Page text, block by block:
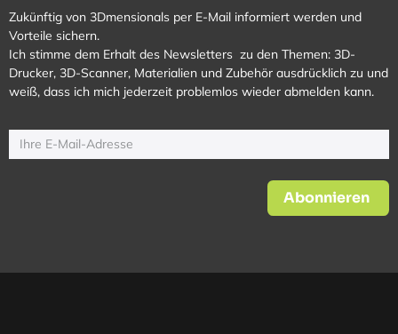
Zukünftig von 3Dmensionals per E-Mail informiert werden und
Vorteile sichern.
Ich stimme dem Erhalt des Newsletters zu den Themen: 3D-
Drucker, 3D-Scanner, Materialien und Zubehör ausdrücklich zu und
weiß, dass ich mich jederzeit problemlos wieder abmelden kann.
Abonnieren